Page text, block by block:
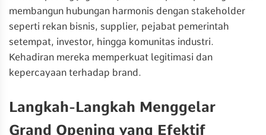
membangun hubungan harmonis dengan stakeholder
seperti rekan bisnis, supplier, pejabat pemerintah
setempat, investor, hingga komunitas industri.
Kehadiran mereka memperkuat legitimasi dan
kepercayaan terhadap brand.
Langkah-Langkah Menggelar
Grand Opening yang Efektif